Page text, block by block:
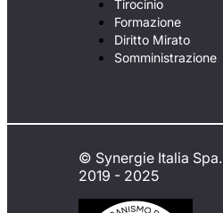
Tirocinio
Formazione
Diritto Mirato
Somministrazione
© Synergie Italia Spa.
2019 - 2025